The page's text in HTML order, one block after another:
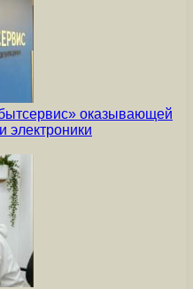
оказывающей
электроники